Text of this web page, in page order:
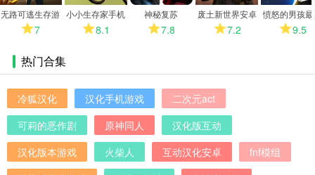
多
无路可逃生存游
戏7
小小生存家手机
版8.1
神秘复苏
7.8
废土新世界安卓
版7.2
愤怒的男孩
版9.5
热门合集
冷狐汉化 汉化手机游戏
二次元act
可莉的恶作剧
原神同人
汉化版互动
汉化版本游戏
火柴人 互动汉化安卓
fnf模组